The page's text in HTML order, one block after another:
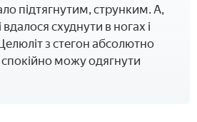
підтягнутим, струнким. А,
схуднути в ногах і
з стегон абсолютно
можу одягнути